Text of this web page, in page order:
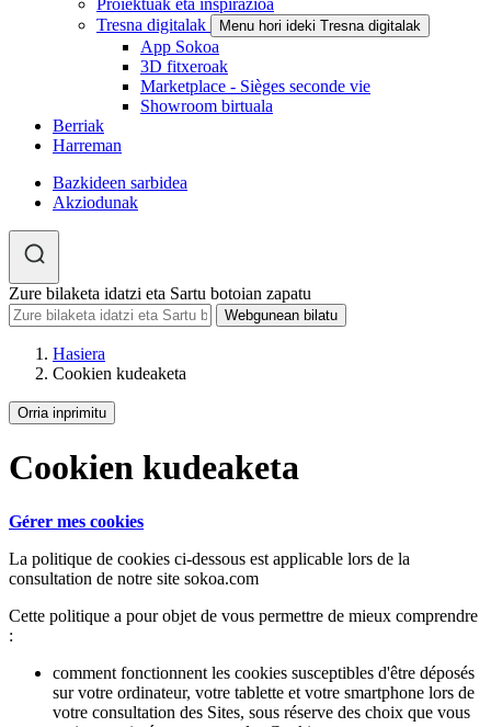
Proiektuak eta inspirazioa
Tresna digitalak
Menu hori ideki Tresna digitalak
App Sokoa
3D fitxeroak
Marketplace - Sièges seconde vie
Showroom birtuala
Berriak
Harreman
Bazkideen sarbidea
Akziodunak
Zure bilaketa idatzi eta Sartu botoian zapatu
Hasiera
Cookien kudeaketa
Orria inprimitu
Cookien kudeaketa
Gérer mes cookies
La politique de cookies ci-dessous est applicable lors de la
consultation de notre site sokoa.com
Cette politique a pour objet de vous permettre de mieux comprendre
:
comment fonctionnent les cookies susceptibles d'être déposés
sur votre ordinateur, votre tablette et votre smartphone lors de
votre consultation des Sites, sous réserve des choix que vous